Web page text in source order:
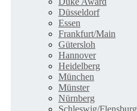
Düsseldorf
Essen
Frankfurt/Main
Gütersloh
Hannover
Heidelberg
München
Münster
Nürnberg
Schleswig/Flensburg